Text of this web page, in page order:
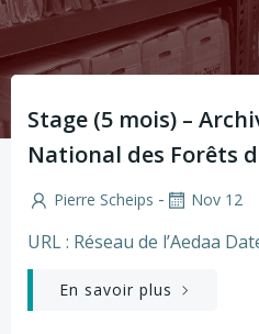
Stage (5 mois) –
National des Forêts
Pierre Scheips - Nov 12
URL : Réseau de l’Aedaa
En savoir plus